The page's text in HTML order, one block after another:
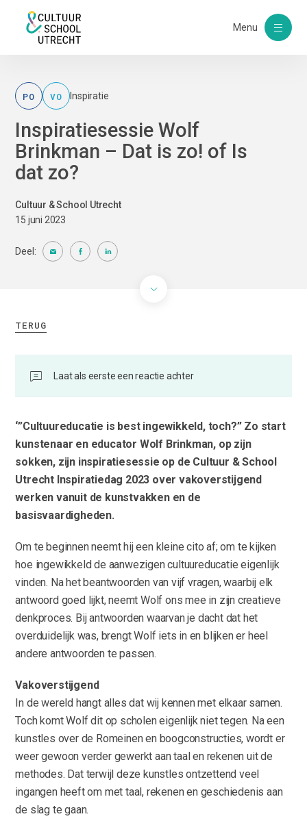
Menu
PO VO Inspiratie
Inspiratiesessie Wolf
Brinkman – Dat is zo! of Is
dat zo?
Cultuur & School Utrecht
15 juni 2023
Deel:
TERUG
Laat als eerste een reactie achter
‘”Cultuureducatie is best ingewikkeld, toch?” Zo start
kunstenaar en educator Wolf Brinkman, op zijn
sokken, zijn inspiratiesessie op de Cultuur & School
Utrecht Inspiratiedag 2023 over vakoverstijgend
werken vanuit de kunstvakken en de
basisvaardigheden.
Om te beginnen neemt hij een kleine cito af; om te kijken
hoe ingewikkeld de aanwezigen cultuureducatie eigenlijk
vinden. Na het beantwoorden van vijf vragen, waarbij elk
antwoord goed lijkt, neemt Wolf ons mee in zijn creatieve
denkproces. Bij antwoorden waarvan je dacht dat het
overduidelijk was, brengt Wolf iets in en blijken er heel
andere antwoorden te passen.
Vakoverstijgend
In de wereld hangt alles dat wij kennen met elkaar samen.
Toch komt Wolf dit op scholen eigenlijk niet tegen. Na een
kunstles over de Romeinen en boogconstructies, wordt er
weer gewoon verder gewerkt aan taal en rekenen uit de
methodes. Dat terwijl deze kunstles ontzettend veel
ingangen heeft om met taal, rekenen en geschiedenis aan
de slag te gaan.